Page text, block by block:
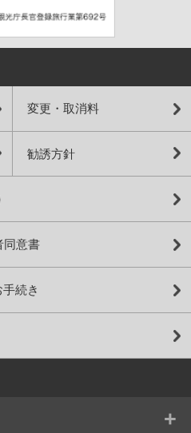
変更・取消料
勧誘方針
同意書
続き
+